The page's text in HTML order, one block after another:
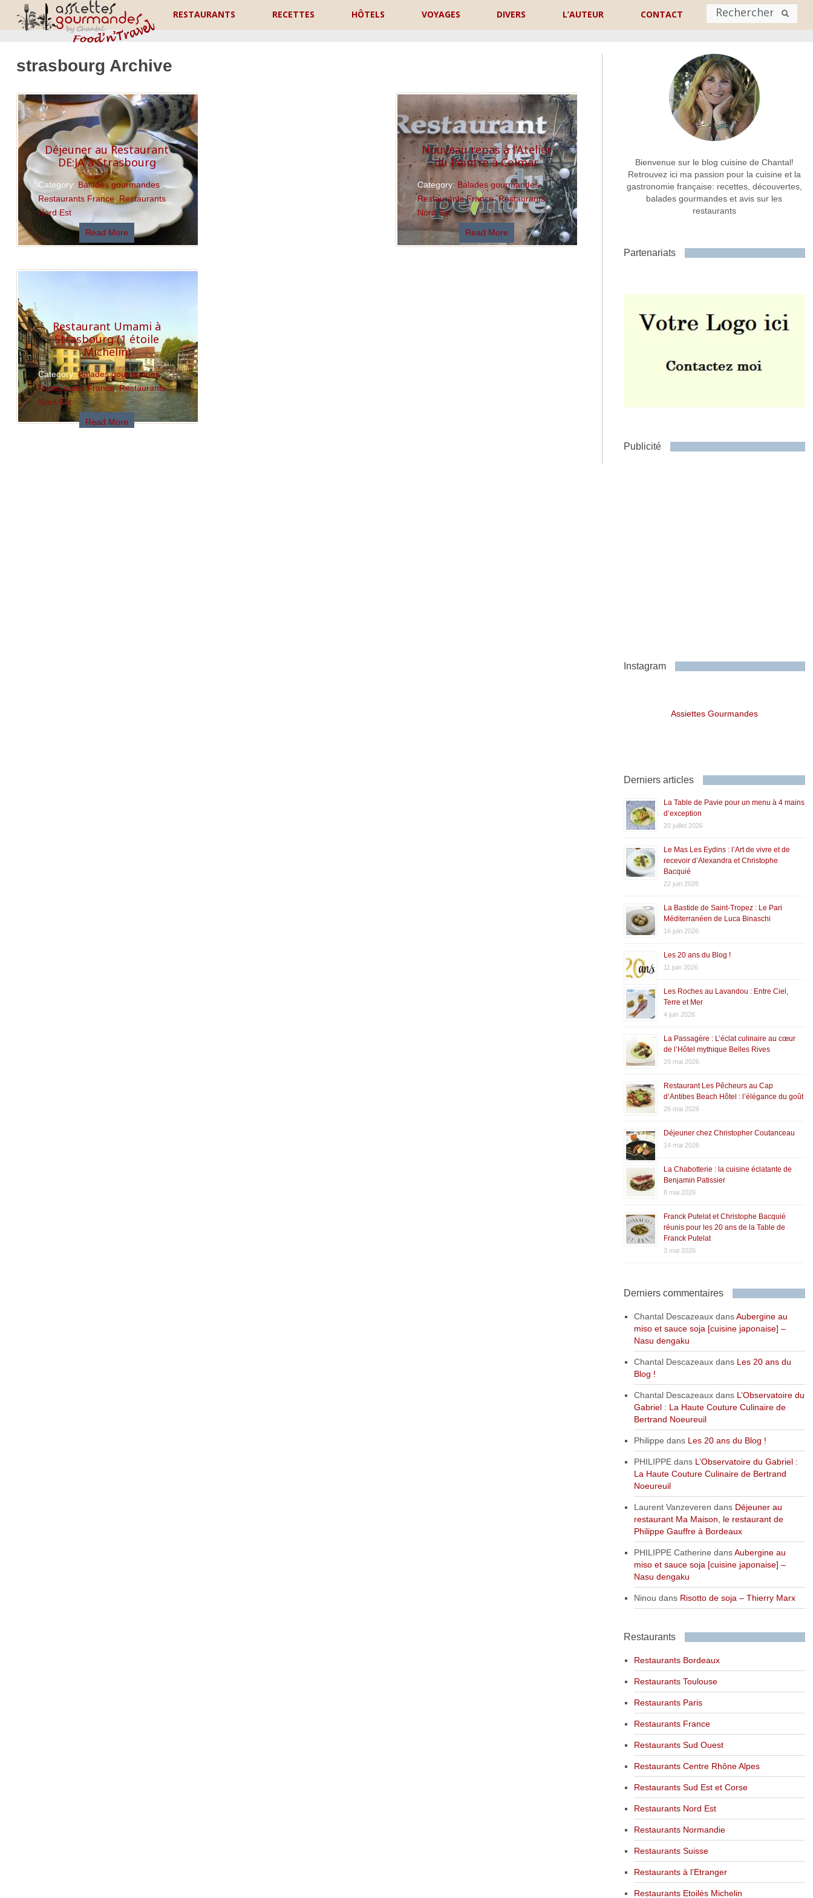
RESTAURANTS RECETTES HÔTELS VOYAGES DIVERS L’AUTEUR CONTACT
Prénom Nom
Adresse de contact
Commentaire ou message *
strasbourg Archive
Déjeuner au Restaurant
DE:JA à Strasbourg
Category: Balades gourmandes,
Restaurants France,Restaurants
Nord Est
Read More
Nouveau repas à l’Atelier
du Peintre à Colmar
Category: Balades gourmandes,
Restaurants France,Restaurants
Nord Est
Read More
Restaurant Umami à
Strasbourg (1 étoile
Michelin)
Category:Balades gourmandes,
Restaurants France,Restaurants
Nord Est
Read More
Bienvenue sur le blog cuisine de Chantal!
Retrouvez ici ma passion pour la cuisine et la
gastronomie française: recettes, découvertes,
balades gourmandes et avis sur les
restaurants
Partenariats
Publicité
Instagram
Assiettes Gourmandes
Derniers articles
La Table de Pavie pour un menu à 4 mains
d’exception
20 juillet 2026
Le Mas Les Eydins : l’Art de vivre et de
recevoir d’Alexandra et Christophe
Bacquié
22 juin 2026
La Bastide de Saint-Tropez : Le Pari
Méditerranéen de Luca Binaschi
16 juin 2026
Les 20 ans du Blog !
11 juin 2026
Les Roches au Lavandou : Entre Ciel,
Terre et Mer
4 juin 2026
La Passagère : L’éclat culinaire au cœur
de l’Hôtel mythique Belles Rives
29 mai 2026
Restaurant Les Pêcheurs au Cap
d’Antibes Beach Hôtel : l’élégance du goût
26 mai 2026
Déjeuner chez Christopher Coutanceau
14 mai 2026
La Chabotterie : la cuisine éclatante de
Benjamin Patissier
8 mai 2026
Franck Putelat et Christophe Bacquié
réunis pour les 20 ans de la Table de
Franck Putelat
3 mai 2026
Derniers commentaires
Chantal DescazeauxdansAubergine au
miso et sauce soja [cuisine japonaise] –
Nasu dengaku
Chantal Descazeauxdans Les 20 ans du
Blog !
Chantal Descazeauxdans L’Observatoire du
Gabriel : La Haute Couture Culinaire de
Bertrand Noeureuil
Philippe dans Les 20 ans du Blog !
PHILIPPEdans L’Observatoire du Gabriel :
La Haute Couture Culinaire de Bertrand
Noeureuil
Laurent Vanzeveren dans Déjeuner au
restaurant Ma Maison, le restaurant de
Philippe Gauffre à Bordeaux
PHILIPPE Catherine dansAubergine au
miso et sauce soja [cuisine japonaise] –
Nasu dengaku
Ninou dans Risotto de soja – Thierry Marx
Restaurants
Restaurants Bordeaux
Restaurants Toulouse
Restaurants Paris
Restaurants France
Restaurants Sud Ouest
Restaurants Centre Rhône Alpes
Restaurants Sud Est et Corse
Restaurants Nord Est
Restaurants Normandie
Restaurants Suisse
Restaurants à l’Etranger
Restaurants Etoilés Michelin